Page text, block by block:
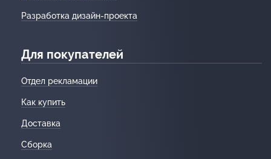
Разработка дизайн-проекта
Для покупателей
Отдел рекламации
Как купить
Доставка
Сборка